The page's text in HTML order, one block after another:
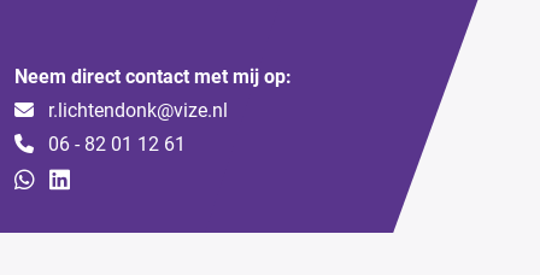
Neem direct contact met mij op:
r.lichtendonk@vize.nl
06 - 82 01 12 61